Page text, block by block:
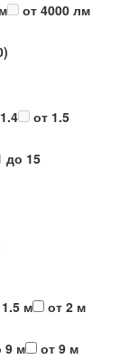
от 4000 лм
от 1.5
до 15
м
от 2 м
9 м
от 9 м